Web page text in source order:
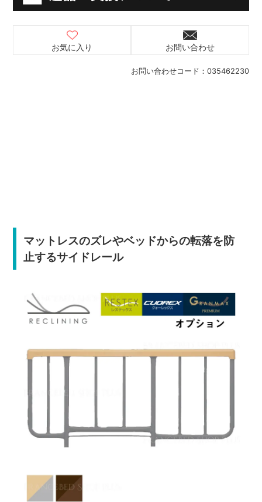
お問い合わせコード： 035462230
お気に入り お問い合わせ
マットレスのズレやベッドからの転落を防
止するサイドレール